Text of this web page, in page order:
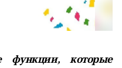
функции, которые